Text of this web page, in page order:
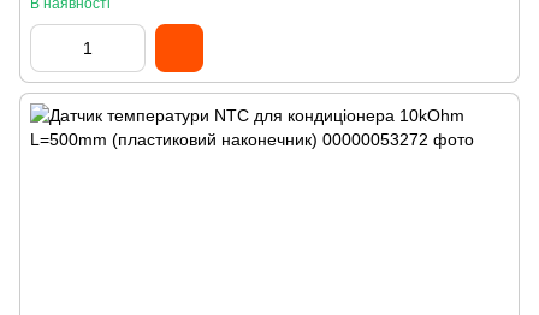
В наявності